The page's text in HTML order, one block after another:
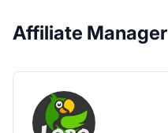
Affiliate Manager